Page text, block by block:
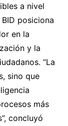
a nivel
posiciona
en la
y la
“La
sino que
más
concluyó